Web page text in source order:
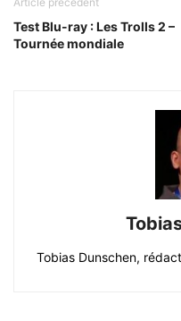
Test Blu-ray : Les Trolls 2 –
Tournée mondiale
Tobias Dunschen,